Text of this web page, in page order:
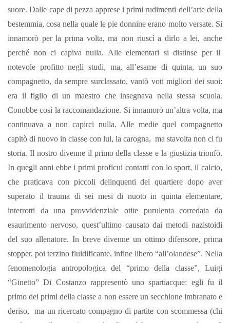
suore. Dalle cape di pezza apprese i primi rudimenti dell’arte della
bestemmia, cosa nella quale le pie donnine erano molto versate. Si
innamorò per la prima volta, ma non riuscì a dirlo a lei, anche
perché non ci capiva nulla. Alle elementari si distinse per il
notevole profitto negli studi, ma, all’esame di quinta, un suo
compagnetto, da sempre surclassato, vantò voti migliori dei suoi:
era il figlio di un maestro che insegnava nella stessa scuola.
Conobbe così la raccomandazione. Si innamorò un’altra volta, ma
continuava a non capirci nulla. Alle medie quel compagnetto
capitò di nuovo in classe con lui, la carogna, ma stavolta non ci fu
storia. Il nostro divenne il primo della classe e la giustizia trionfò.
In quegli anni ebbe i primi proficui contatti con lo sport, il calcio,
che praticava con piccoli delinquenti del quartiere dopo aver
superato il trauma di sei mesi di nuoto in quinta elementare,
interrotti da una provvidenziale otite purulenta corredata da
esaurimento nervoso, quest’ultimo causato dai metodi nazistoidi
del suo allenatore. In breve divenne un ottimo difensore, prima
stopper, poi terzino fluidificante, infine libero “all’olandese”. Nella
fenomenologia antropologica del “primo della classe”, Luigi
“Ginetto” Di Costanzo rappresentò uno spartiacque: egli fu il
primo dei primi della classe a non essere un secchione imbranato e
deriso, ma un ricercato compagno di partite con scommessa (chi